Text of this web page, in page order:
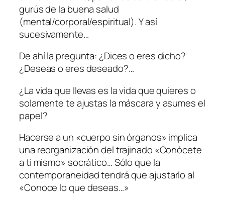
gurús de la buena salud
(mental/corporal/espiritual). Y así
sucesivamente…
De ahí la pregunta: ¿Dices o eres dicho?
¿Deseas o eres deseado?…
¿La vida que llevas es la vida que quieres o
solamente te ajustas la máscara y asumes el
papel?
Hacerse a un «cuerpo sin órganos» implica
una reorganización del trajinado «Conócete
a ti mismo» socrático… Sólo que la
contemporaneidad tendrá que ajustarlo al
«Conoce lo que deseas…»